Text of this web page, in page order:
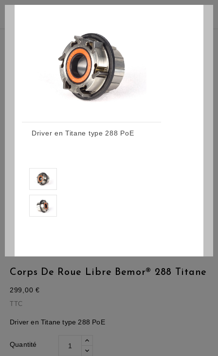
Corps De Roue Libre Bemor® 288 Titane
299,00 €
TTC
Driver en Titane type 288 PoE
Quantité
Driver en Titane type 288 PoE